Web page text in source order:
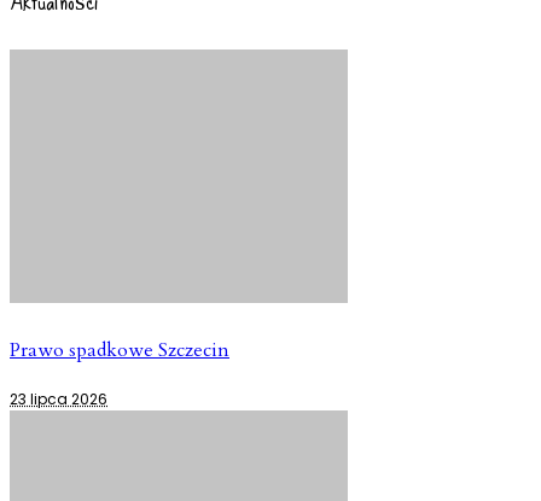
Prawo spadkowe Szczecin
23 lipca 2026